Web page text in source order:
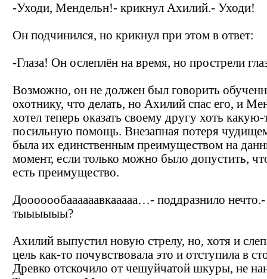
-Уходи, Мендельн!- крикнул Ахилий.- Уходи!
Он подчинился, но крикнул при этом в ответ:
-Глаза! Он ослеплён на время, но прострели
Возможно, он не должен был говорить
охотнику, что делать, но Ахилий спас его, и
хотел теперь оказать своему другу хоть какую-
посильную помощь. Внезапная потеря
была их единственным преимуществом на
момент, если только можно было допустить,
есть преимущество.
Дооооообаааааавкааааа…- поддразнило нечто.-
тыыыыыы?
Ахилий выпустил новую стрелу, но, хотя и
цель как-то почувствовала это и отступила в
Древко отскочило от чешуйчатой шкуры, не